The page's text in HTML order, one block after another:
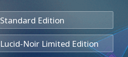
Standard Edition
Lucid-Noir Limited Edition